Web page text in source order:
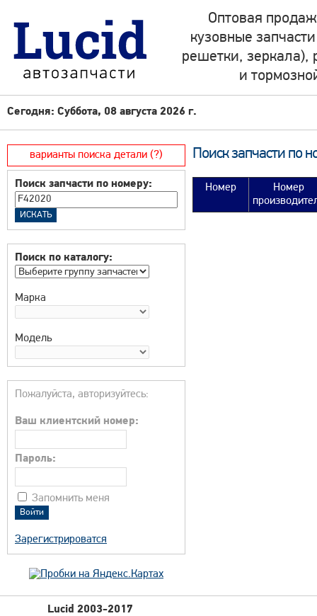
Оптовая
кузовные
решетки, зеркала),
и
Сегодня: Суббота, 08 августа 2026 г.
варианты поиска детали (?)
Поиск запчасти по номеру:
Поиск по каталогу:
Марка
Модель
Пожалуйста, авторизуйтесь:
Ваш клиентский номер:
Пароль:
Запомнить меня
Зарегистрироватся
Поиск запчасти по
Номер
Номер
Lucid 2003-2017